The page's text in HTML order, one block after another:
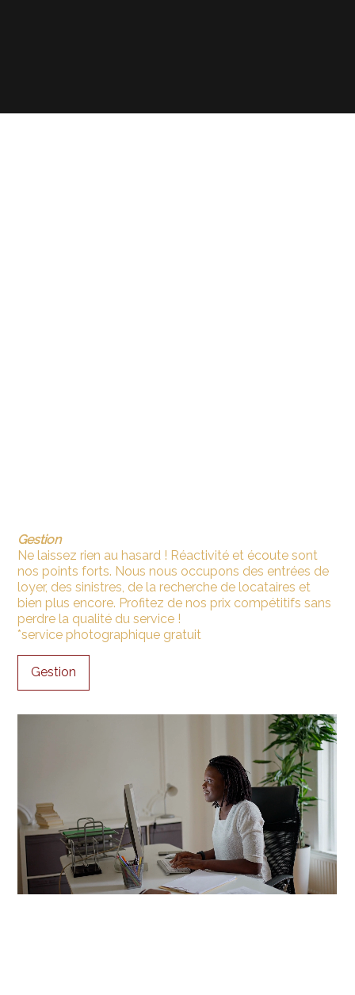
Gestion
Ne laissez rien au hasard ! Réactivité et écoute sont
nos points forts. Nous nous occupons des entrées de
loyer, des sinistres, de la recherche de locataires et
bien plus encore. Profitez de nos prix compétitifs sans
perdre la qualité du service !
*service photographique gratuit
Gestion